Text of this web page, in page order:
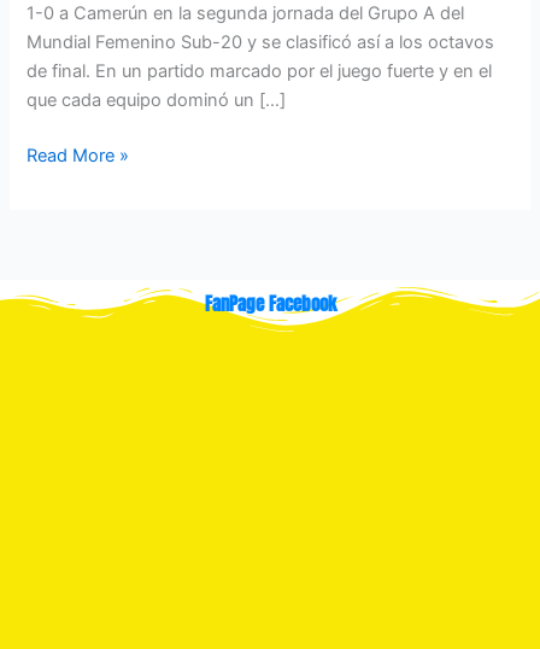
1-0 a Camerún en la segunda jornada del Grupo A del
Mundial Femenino Sub-20 y se clasificó así a los octavos
de final. En un partido marcado por el juego fuerte y en el
que cada equipo dominó un […]
Read More »
FanPage Facebook